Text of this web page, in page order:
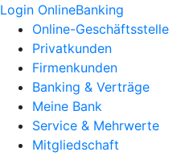
Login OnlineBanking
Online-Geschäftsstelle
Privatkunden
Firmenkunden
Banking & Verträge
Meine Bank
Service & Mehrwerte
Mitgliedschaft